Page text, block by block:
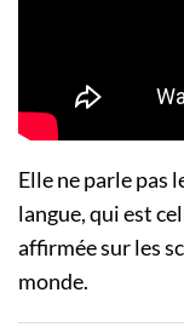
Elle ne parle pas
langue, qui est
affirmée sur les
monde.